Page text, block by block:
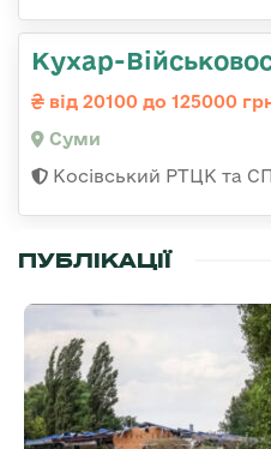
Кухар-
від 20100 до 125000
Суми
Косівський РТЦК та СП
ПУБЛІКАЦІЇ